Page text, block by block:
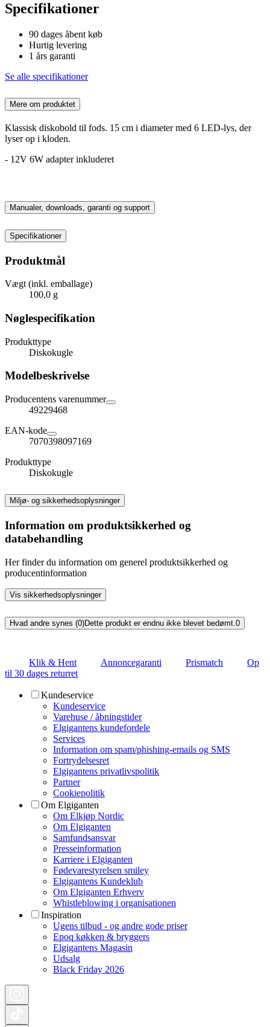
Specifikationer
90 dages åbent køb
Hurtig levering
1 års garanti
Se alle specifikationer
Mere om produktet
Klassisk diskobold til fods. 15 cm i diameter med 6 LED-lys, der
lyser op i kloden.
- 12V 6W adapter inkluderet
Manualer, downloads, garanti og support
Specifikationer
Produktmål
Vægt (inkl. emballage)
100,0 g
Nøglespecifikation
Produkttype
Diskokugle
Modelbeskrivelse
Producentens varenummer
49229468
EAN-kode
7070398097169
Produkttype
Diskokugle
Miljø- og sikkerhedsoplysninger
Information om produktsikkerhed og
databehandling
Her finder du information om generel produktsikkerhed og
producentinformation
Vis sikkerhedsoplysninger
Hvad andre synes (0)Dette produkt er endnu ikke blevet bedømt. 0
Klik & Hent Annoncegaranti Prismatch
Op
til 30 dages returret
Kundeservice
Kundeservice
Varehuse / åbningstider
Elgigantens kundefordele
Services
Information om spam/phishing-emails og SMS
Fortrydelsesret
Elgigantens privatlivspolitik
Partner
Cookiepolitik
Om Elgiganten
Om Elkjøp Nordic
Om Elgiganten
Samfundsansvar
Presseinformation
Karriere i Elgiganten
Fødevarestyrelsen smiley
Elgigantens Kundeklub
Om Elgiganten Erhverv
Whistleblowing i organisationen
Inspiration
Ugens tilbud - og andre gode priser
Epoq køkken & bryggers
Elgigantens Magasin
Udsalg
Black Friday 2026